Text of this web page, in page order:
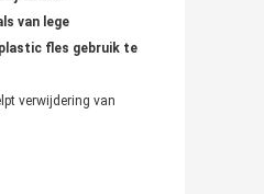
van lege
fles gebruik te
verwijdering van